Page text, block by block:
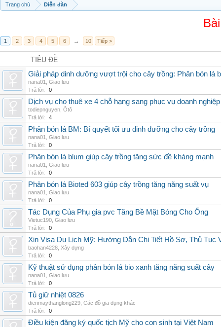
Trang chủ Diễn đàn
1 2 3 4 5 6 → 10 Tiếp >
TIÊU ĐỀ
Giải pháp dinh dưỡng vượt trội cho cây trồng: Phân bón lá
nana01
Giao lưu
Trả lời:
0
Dịch vụ cho thuê xe 4 chỗ hạng sang phục vụ doanh
todiepnguyen Ôtô
Trả lời:
4
Phân bón lá BM: Bí quyết tối ưu dinh dưỡng cho cây trồng
nana01
Giao lưu
Trả lời:
0
Phân bón lá blum giúp cây trồng tăng sức đề kháng mạnh
nana01
Giao lưu
Trả lời:
0
Phân bón lá Bioted 603 giúp cây trồng tăng năng suất vụ
nana01
Giao lưu
Trả lời:
0
Tác Dụng Của Phụ gia pvc Tăng Bề Mặt Bóng Cho Ống
Vietuc190 Giao lưu
Trả lời:
0
Xin Visa Du Lịch Mỹ: Hướng Dẫn Chi Tiết Hồ Sơ, Thủ Tục
baohan4228 Xây dựng
Trả lời:
0
Kỹ thuật sử dụng phân bón lá bio xanh tăng năng suất cây
nana01
Giao lưu
Trả lời:
0
Tủ giữ nhiệt 0826
dienmaythanglong229 Các đồ gia dụng khác
Trả lời:
0
Điều kiện đăng ký quốc tịch Mỹ cho con sinh tại Việt Nam